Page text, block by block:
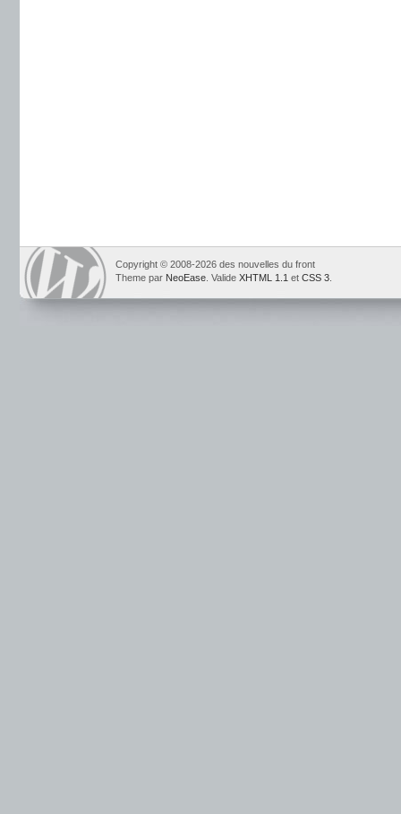
Copyright © 2008-2026 des nouvelles du front
Theme par NeoEase . Valide XHTML 1.1 et CSS 3